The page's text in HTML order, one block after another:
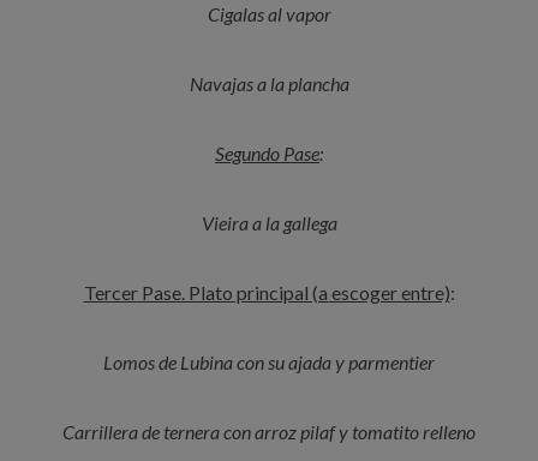
Cigalas al vapor
Navajas a la plancha
Segundo Pase:
Vieira a la gallega
Tercer Pase. Plato principal (a escoger entre):
Lomos de Lubina con su ajada y parmentier
Carrillera de ternera con arroz pilaf y tomatito relleno